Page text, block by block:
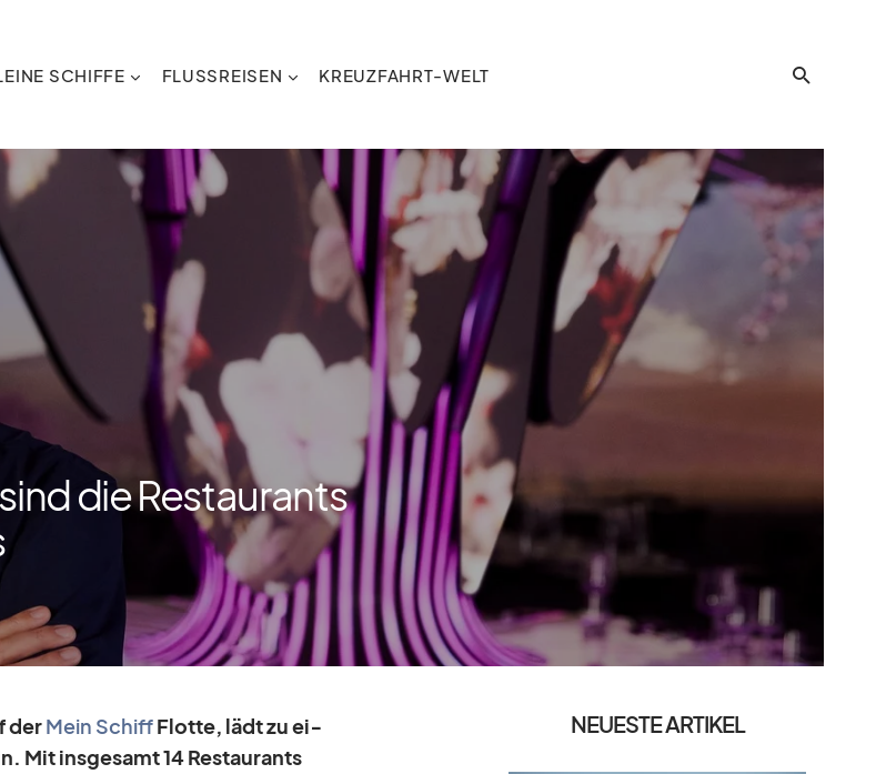
SCHIFFE FLUSSREISEN KREUZFAHRT-WELT
die Restaurants
derMein SchiffFlotte, lädt zu ei­
Mit ins­ge­samt 14 Re­stau­rants
NEUESTE ARTIKEL